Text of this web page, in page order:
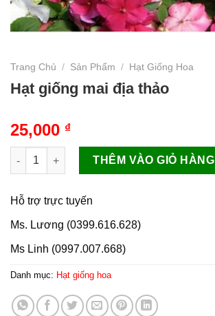
Trang Chủ / Sản Phẩm / Hạt Giống Hoa
Hạt giống mai địa thảo
25,000 ₫
Hạt giống mai địa thảo số lượng
THÊM VÀO GIỎ HÀNG
Hỗ trợ trực tuyến
Ms. Lương (0399.616.628)
Ms Linh (0997.007.668)
Danh mục: Hạt giống hoa